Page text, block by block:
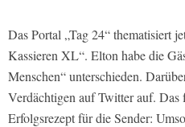
Das Portal „Tag 24“ thematisiert
Kassieren XL“. Elton habe die
Menschen“ unterschieden.
Verdächtigen auf Twitter auf. Das
Erfolgsrezept für die Sender: